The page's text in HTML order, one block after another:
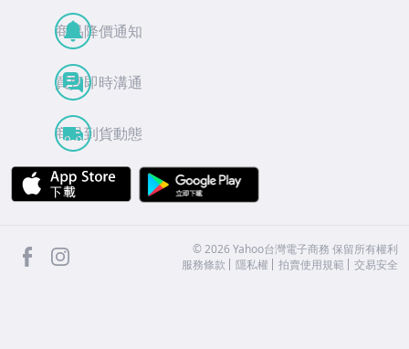
商品降價通知
買賣即時溝通
商品到貨動態
APP Store
facebook ©2026 Yahoo台灣電子商務 保留所有權利
服務條款
隱私權 拍賣使用規範 交易安全